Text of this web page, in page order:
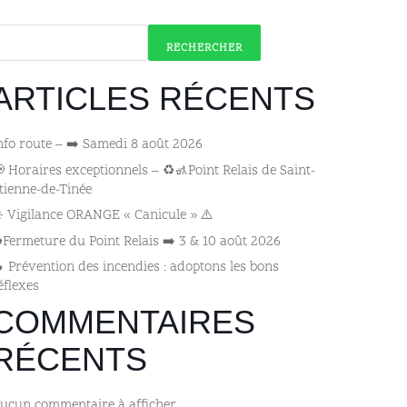
RECHERCHER
RÉCENTS
route – ➡️ Samedi 8 août 2026
Horaires exceptionnels – ♻️🚮Point Relais de Saint-
de-Tinée
Vigilance ORANGE « Canicule » ⚠️
du Point Relais ➡️​ 3 & 10 août 2026
Prévention des incendies : adoptons les bons